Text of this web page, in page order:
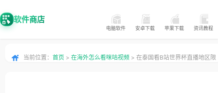
软件商店
电脑软件 安卓下载 苹果下载 资讯教程
当前位置： 首页 > 在海外怎么看咪咕视频 > 在泰国看B站世界杯直播地区限